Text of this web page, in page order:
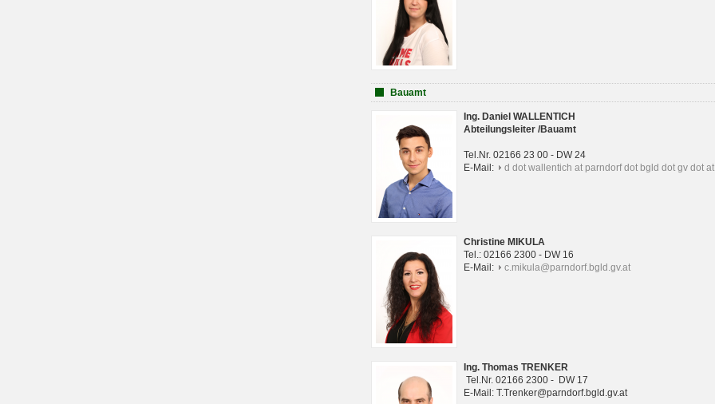
Bauamt
Ing. Daniel WALLENTICH
Abteilungsleiter /Bauamt
Tel.Nr. 02166 23 00 - DW 24
E-Mail:
d dot wallentich at parndorf dot bgld dot gv dot at
Christine MIKULA
Tel.: 02166 2300 - DW 16
E-Mail:
c.mikula@parndorf.bgld.gv.at
Ing. Thomas TRENKER
Tel.Nr. 02166 2300 - DW 17
E-Mail: T.Trenker@parndorf.bgld.gv.at